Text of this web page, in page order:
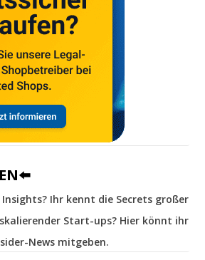
Ihr kennt die Secrets großer
Start-ups? Hier könnt ihr
News mitgeben.